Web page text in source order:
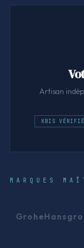
Artisan
KBIS VÉRIFIÉ
MARQUES
Grohe